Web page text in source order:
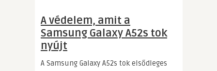
A védelem, amit a
Samsung Galaxy A52s tok
nyújt
A Samsung Galaxy A52s tok elsődleges